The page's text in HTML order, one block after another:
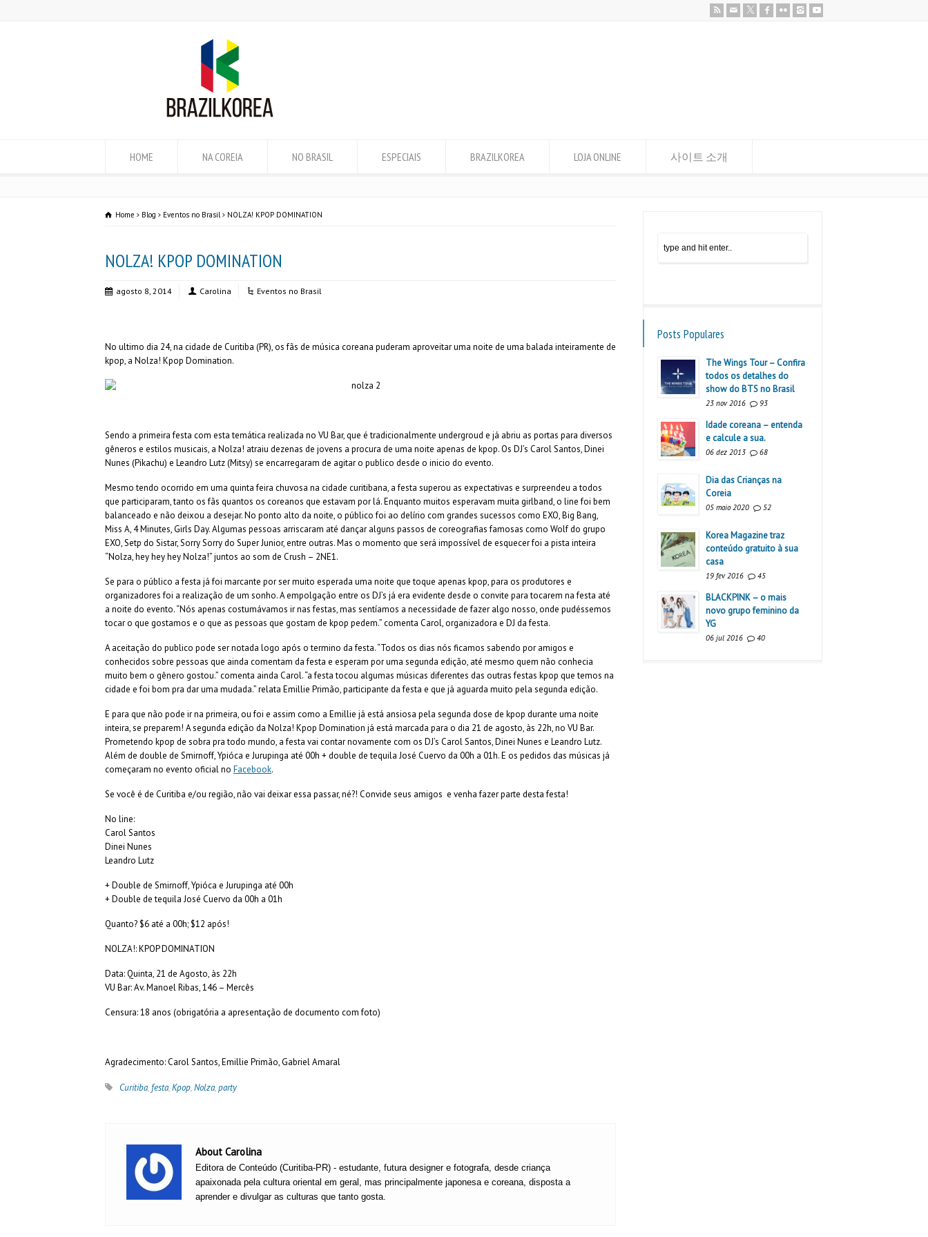
HOME NA COREIA NO BRASIL ESPECIAIS BRAZILKOREA LOJA ONLINE 사이트 소개
Home Blog Eventos no Brasil NOLZA! KPOP DOMINATION
NOLZA! KPOP DOMINATION
agosto 8, 2014 Carolina Eventos no Brasil
No ultimo dia 24, na cidade de Curitiba (PR), os fãs de música coreana puderam aproveitar uma noite de uma balada inteiramente de
kpop, a Nolza! Kpop Domination.
Sendo a primeira festa com esta temática realizada no VU Bar, que é tradicionalmente undergroud e já abriu as portas para diversos
gêneros e estilos musicais, a Nolza! atraiu dezenas de jovens a procura de uma noite apenas de kpop. Os DJ’s Carol Santos, Dinei
Nunes (Pikachu) e Leandro Lutz (Mitsy) se encarregaram de agitar o publico desde o inicio do evento.
Mesmo tendo ocorrido em uma quinta feira chuvosa na cidade curitibana, a festa superou as expectativas e surpreendeu a todos
que participaram, tanto os fãs quantos os coreanos que estavam por lá. Enquanto muitos esperavam muita girlband, o line foi bem
balanceado e não deixou a desejar. No ponto alto da noite, o público foi ao delírio com grandes sucessos como EXO, Big Bang,
Miss A, 4 Minutes, Girls Day. Algumas pessoas arriscaram até dançar alguns passos de coreografias famosas como Wolf do grupo
EXO, Setp do Sistar, Sorry Sorry do Super Junior, entre outras. Mas o momento que será impossível de esquecer foi a pista inteira
“Nolza, hey hey hey Nolza!” juntos ao som de Crush – 2NE1.
Se para o público a festa já foi marcante por ser muito esperada uma noite que toque apenas kpop, para os produtores e
organizadores foi a realização de um sonho. A empolgação entre os DJ’s já era evidente desde o convite para tocarem na festa até
a noite do evento. “Nós apenas costumávamos ir nas festas, mas sentíamos a necessidade de fazer algo nosso, onde pudéssemos
tocar o que gostamos e o que as pessoas que gostam de kpop pedem.” comenta Carol, organizadora e DJ da festa.
A aceitação do publico pode ser notada logo após o termino da festa. “Todos os dias nós ficamos sabendo por amigos e
conhecidos sobre pessoas que ainda comentam da festa e esperam por uma segunda edição, até mesmo quem não conhecia
muito bem o gênero gostou.” comenta ainda Carol. “a festa tocou algumas músicas diferentes das outras festas kpop que temos na
cidade e foi bom pra dar uma mudada.” relata Emillie Primão, participante da festa e que já aguarda muito pela segunda edição.
E para que não pode ir na primeira, ou foi e assim como a Emillie já está ansiosa pela segunda dose de kpop durante uma noite
inteira, se preparem! A segunda edição da Nolza! Kpop Domination já está marcada para o dia 21 de agosto, às 22h, no VU Bar.
Prometendo kpop de sobra pra todo mundo, a festa vai contar novamente com os DJ’s Carol Santos, Dinei Nunes e Leandro Lutz.
Além de double de Smirnoff, Ypióca e Jurupinga até 00h + double de tequila José Cuervo da 00h a 01h. E os pedidos das músicas já
começaram no evento oficial no Facebook.
Se você é de Curitiba e/ou região, não vai deixar essa passar, né?! Convide seus amigos e venha fazer parte desta festa!
No line:
Carol Santos
Dinei Nunes
Leandro Lutz
+ Double de Smirnoff, Ypióca e Jurupinga até 00h
+ Double de tequila José Cuervo da 00h a 01h
Quanto? $6 até a 00h; $12 após!
NOLZA!: KPOP DOMINATION
Data: Quinta, 21 de Agosto, às 22h
VU Bar: Av. Manoel Ribas, 146 – Mercês
Censura: 18 anos (obrigatória a apresentação de documento com foto)
Agradecimento: Carol Santos, Emillie Primão, Gabriel Amaral
Curitiba, festa,Kpop,Nolza,party
About Carolina
Editora de Conteúdo (Curitiba-PR) - estudante, futura designer e fotografa, desde criança
apaixonada pela cultura oriental em geral, mas principalmente japonesa e coreana, disposta a
aprender e divulgar as culturas que tanto gosta.
Posts Populares
The Wings Tour – Confira
todos os detalhes do
show do BTS no Brasil
23 nov 2016 93
Idade coreana – entenda
e calcule a sua.
06 dez 2013 68
Dia das Crianças na
Coreia
05 maio 2020 52
Korea Magazine traz
conteúdo gratuito à sua
casa
19 fev 2016 45
BLACKPINK – o mais
novo grupo feminino da
YG
06 jul 2016 40